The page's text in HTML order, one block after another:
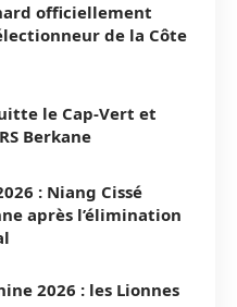
officiellement
de la Côte
le Cap-Vert et
Berkane
: Niang Cissé
après l’élimination
2026 : les Lionnes